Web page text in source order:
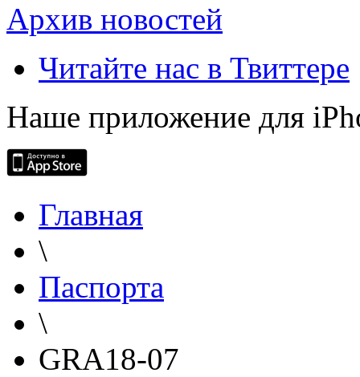
Архив новостей
Читайте нас в Твиттере
Наше приложение для
Главная
\
Паспорта
\
GRA18-07